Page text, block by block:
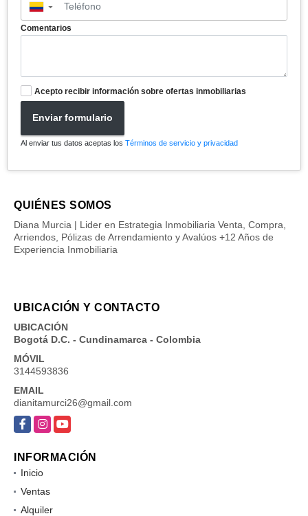
▼
Comentarios
Acepto recibir información sobre ofertas inmobiliarias
Enviar formulario
Al enviar tus datos aceptas los Términos de servicio y privacidad
QUIÉNES SOMOS
Diana Murcia | Lider en Estrategia Inmobiliaria Venta, Compra,
Arriendos, Pólizas de Arrendamiento y Avalúos +12 Años de
Experiencia Inmobiliaria
UBICACIÓN Y CONTACTO
UBICACIÓN
Bogotá D.C. - Cundinamarca - Colombia
MÓVIL
3144593836
EMAIL
dianitamurci26@gmail.com
Facebook
InstagramYouTube
INFORMACIÓN
Inicio
Ventas
Alquiler